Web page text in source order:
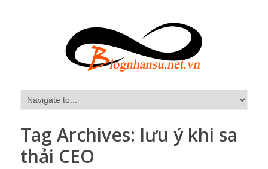
Tag Archives: lưu ý khi sa
thải CEO